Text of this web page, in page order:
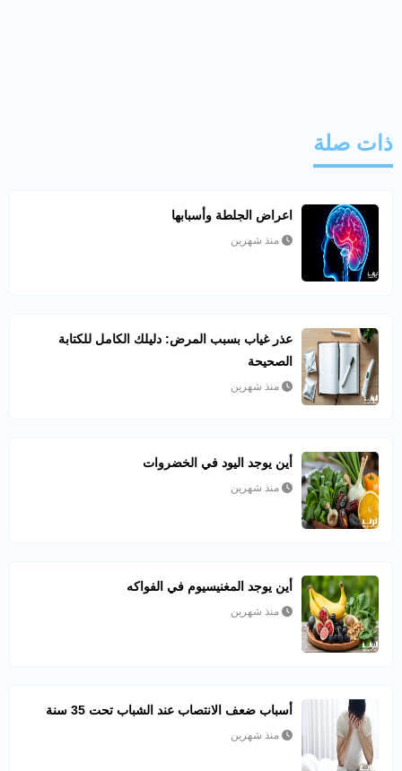
ذات صلة
اعراض الجلطة وأسبابها
منذ شهرين
عذر غياب بسبب المرض: دليلك الكامل للكتابة
الصحيحة
منذ شهرين
أين يوجد اليود في الخضروات
منذ شهرين
أين يوجد المغنيسيوم في الفواكه
منذ شهرين
أسباب ضعف الانتصاب عند الشباب تحت 35 سنة
منذ شهرين